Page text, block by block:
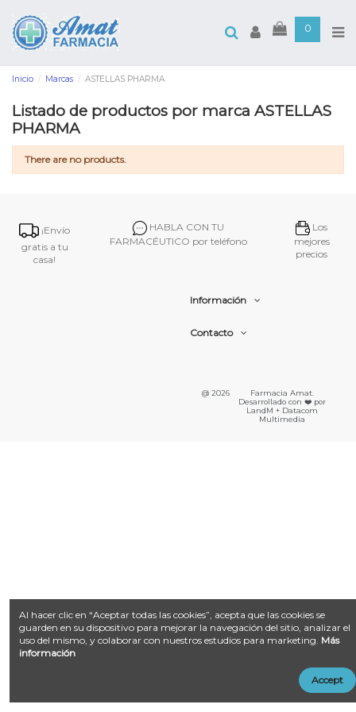
0
Inicio Marcas ASTELLAS PHARMA
Listado de productos por marca ASTELLAS
PHARMA
There are no products.
¡Envío
gratis a tu
casa!
HABLA CON TU
FARMACÉUTICO por teléfono
Los
mejores
precios
Información
Contacto
@ 2026
Farmacia Amat.
Desarrollado con ❤️ por
LandM + Datacom
Multimedia
Al hacer clic en “Aceptar todas las cookies”, acepta que las cookies se
guarden en su dispositivo para mejorar la navegación del sitio, analizar el
uso del mismo, y colaborar con nuestros estudios para marketing. Más
información
Accept